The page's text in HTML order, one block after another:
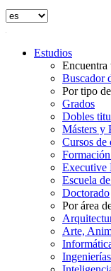
Estudios
Encuentra
Buscador
Por tipo
Grados
Dobles
Másters y
Cursos de
Executive
Escuela
Doctorado
Por área
Arte,